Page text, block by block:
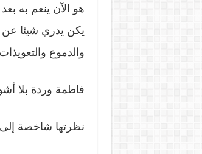
هو الآن ينعم به
يكن يدري شيئا عن
والدموع
فاطمة وردة بلا
نظرتها شاخصة